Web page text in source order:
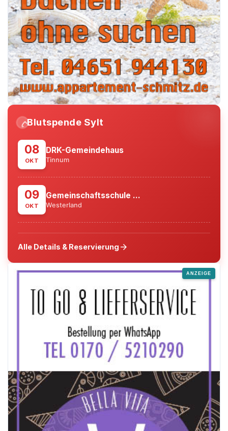
water_dropBlutspende Sylt
08
OKT
DRK-Gemeindehaus
Tinnum
09
OKT
Gemeinschaftsschule ...
Westerland
Alle Details & Reservierung arrow_forward